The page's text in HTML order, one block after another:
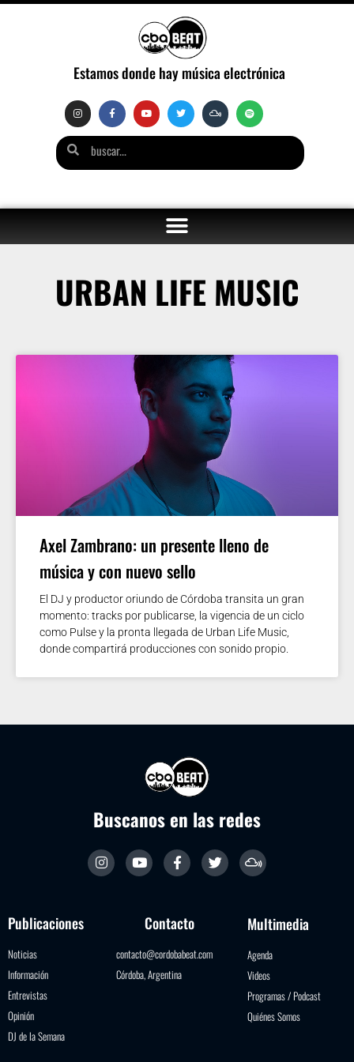
Estamos donde hay música electrónica
URBAN LIFE MUSIC
Axel Zambrano: un presente lleno de
música y con nuevo sello
El DJ y productor oriundo de Córdoba transita un gran
momento: tracks por publicarse, la vigencia de un ciclo
como Pulse y la pronta llegada de Urban Life Music,
donde compartirá producciones con sonido propio.
Buscanos en las redes
Publicaciones
Noticias
Información
Entrevistas
Opinión
DJ de la Semana
Contacto
contacto@cordobabeat.com
Córdoba, Argentina
Multimedia
Agenda
Videos
Programas / Podcast
Quiénes Somos